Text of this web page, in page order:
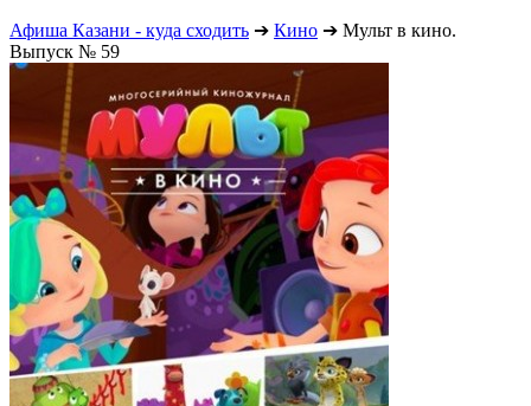
Афиша Казани - куда сходить ➔ Кино ➔ Мульт в кино.
Выпуск № 59